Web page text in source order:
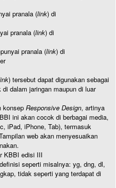
pranala (link) di
pranala (link) di
pranala (link) di
) tersebut dapat digunakan sebagai
dalam jaringan maupun di luar
konsep Responsive Design, artinya
ini akan cocok di berbagai media,
iPad, iPhone, Tab), termasuk
web akan menyesuaikan
KBBI edisi III
seperti misalnya: yg, dng, dl,
tidak seperti yang terdapat di